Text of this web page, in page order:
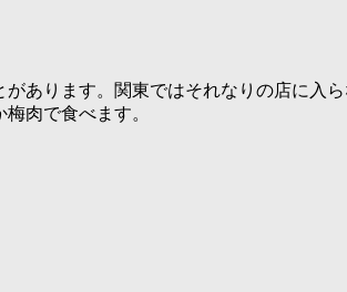
あります。関東ではそれなりの店に入
肉で食べます。